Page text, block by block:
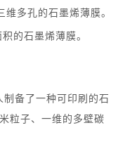
多孔的石墨烯薄膜。
的石墨烯薄膜。
备了一种可印刷的石
粒子、一维的多壁碳